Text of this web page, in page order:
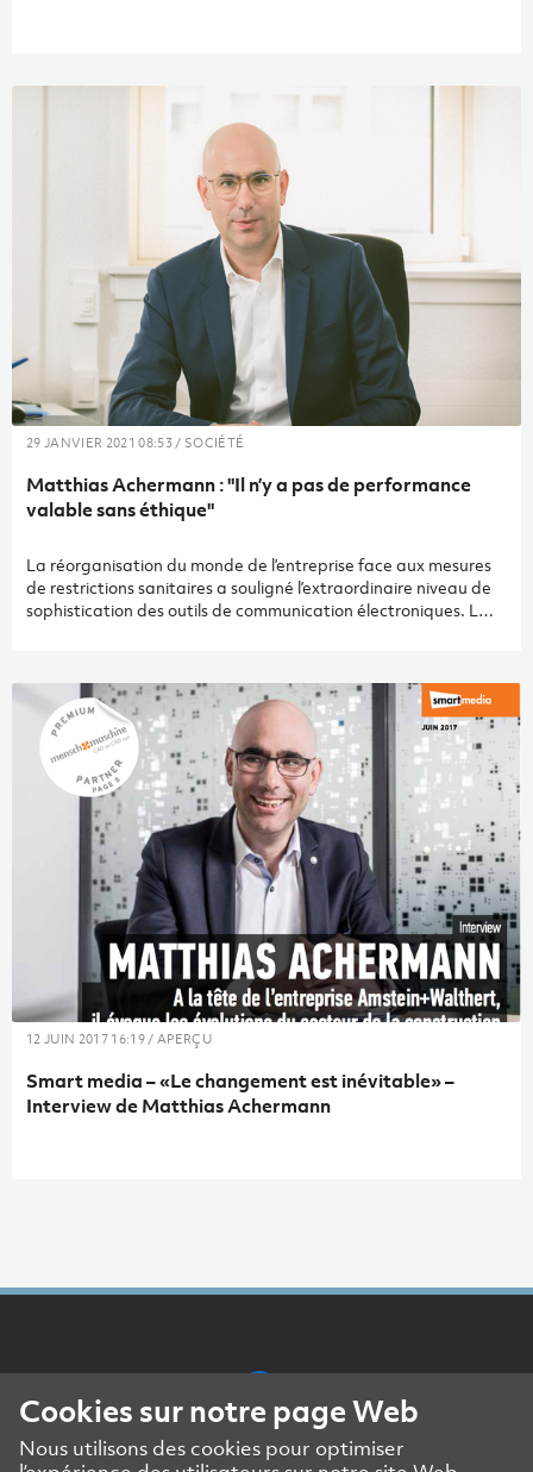
29 JANVIER 2021 08:53 / SOCIÉTÉ
Matthias Achermann : "Il n’y a pas de performance
valable sans éthique"
La réorganisation du monde de l’entreprise face aux mesures
de restrictions sanitaires a souligné l’extraordinaire niveau de
sophistication des outils de communication électroniques. La
sans que cela ne passe pour un exploit. En ce qui nous
concerne, de l’intelligence organisationnelle au BIM, la
transition numérique sourit à l’ingénierie du bâtiment, et c’est
là, à l’évidence, que nous trouverons les moyens d’enrichir notre
proposition de valeur et de gagner en compétitivité.
Heureusement, un lien fort nous accroche au réel : nous
sommes dédiés à l’art de construire, ce savoir-faire né avec la
sédentarisation, il y a 10000 ans, dans la vallée du Wadi en-
Natouf, en Palestine. C’est un privilège pour nous, de collaborer
avec des corporations artisanales mues par un idéal de
sécurité, de praticité et de confort à l’origine de tous les
progrès.
12 JUIN 2017 16:19 / APERÇU
Smart media – «Le changement est inévitable» –
Interview de Matthias Achermann
Mentions légales
Cookies sur notre page Web
Nous utilisons des cookies pour optimiser